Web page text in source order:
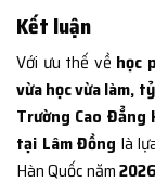
Kết luận
Với ưu thế về học
vừa học vừa làm,
Trường Cao
tại Lâm Đồng là
Hàn Quốc năm2026